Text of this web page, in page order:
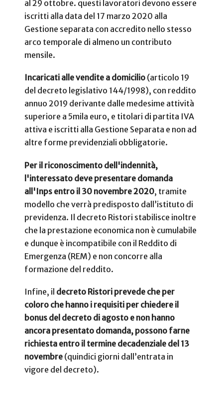
al 29 ottobre. questi lavoratori devono essere
iscritti alla data del 17 marzo 2020 alla
Gestione separata con accredito nello stesso
arco temporale di almeno un contributo
mensile.
Incaricati alle vendite a domicilio (articolo 19
del decreto legislativo 144/1998), con reddito
annuo 2019 derivante dalle medesime attività
superiore a 5mila euro, e titolari di partita IVA
attiva e iscritti alla Gestione Separata e non ad
altre forme previdenziali obbligatorie.
Per il riconoscimento dell'indennità,
l'interessato deve presentare domanda
all'Inps entro il 30 novembre 2020, tramite
modello che verrà predisposto dall’istituto di
previdenza. Il decreto Ristori stabilisce inoltre
che la prestazione economica non è cumulabile
e dunque è incompatibile con il Reddito di
Emergenza (REM) e non concorre alla
formazione del reddito.
Infine, il decreto Ristori prevede che per
coloro che hanno i requisiti per chiedere il
bonus del decreto di agosto e non hanno
ancora presentato domanda, possono farne
richiesta entro il termine decadenziale del 13
novembre (quindici giorni dall’entrata in
vigore del decreto).